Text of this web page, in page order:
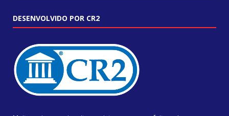
DESENVOLVIDO POR CR2